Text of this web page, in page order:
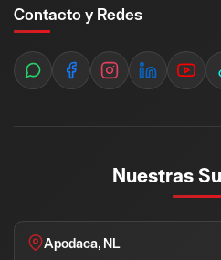
Contacto y Redes
Nuestras
Apodaca, NL